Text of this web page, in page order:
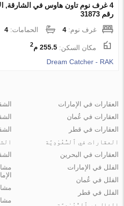
4 غرف نوم تاون هاوس في الشارقة,
رقم 31873
غرف نوم:4 الحمامات:4
مكان السكن:255.5 م 2
Dream Catcher - RAK
العقارات في الإمارات
العقارات في عُمان
العقارات في قطر
العقارات في ٱلسُّعُوْدِيَّة
العقارات في البحرين
الفلل في الإمارات
الفلل في عُمان
الفلل في قطر